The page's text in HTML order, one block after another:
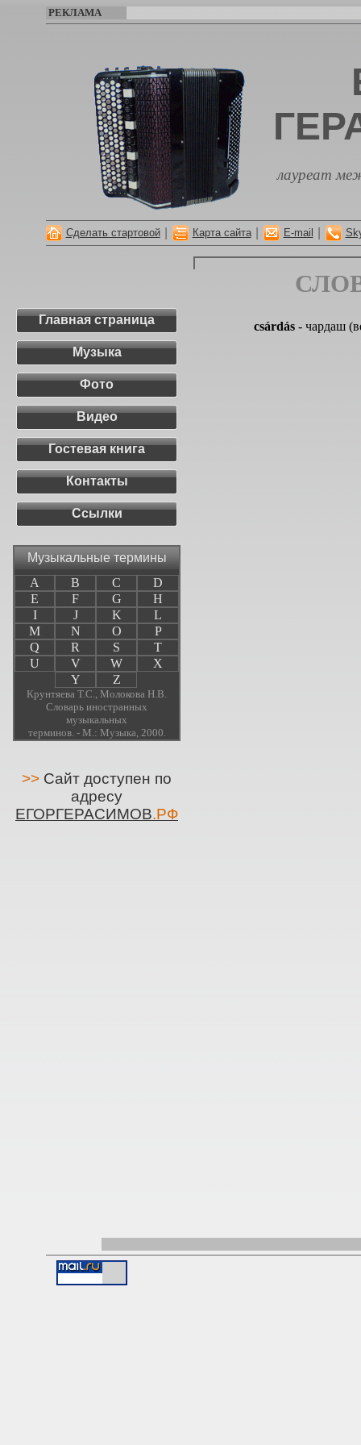
РЕКЛАМА
лауреат
Сделать стартовой Карта сайта E-mail
Главная страница
Музыка
Фото
Видео
Гостевая книга
Контакты
Ссылки
Музыкальные термины
A
B C
D
E
F G
H
I
J K
L
M
N O
P
Q
R S
T
U
V W
X
Y
Z
Крунтяева Т.С., Молокова Н.В.
Словарь иностранных
музыкальных
терминов. - М.: Музыка, 2000.
>> Сайт доступен по
адресу
ЕГОРГЕРАСИМОВ.РФ
csárdás - чардаш